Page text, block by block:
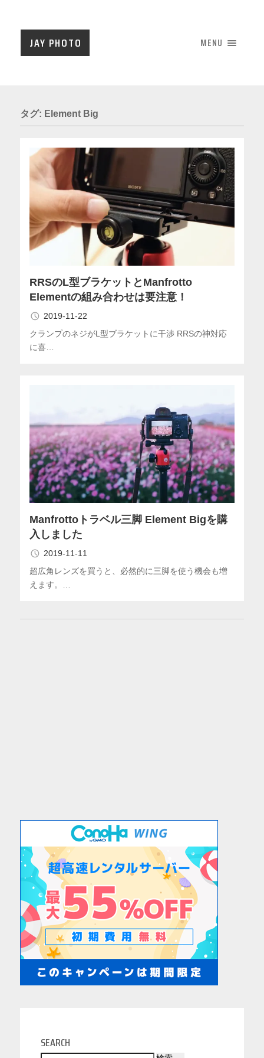
JAY PHOTO MENU
タグ: Element Big
RRSのL型ブラケットとManfrotto
Elementの組み合わせは要注意！
2019-11-22
クランプのネジがL型ブラケットに干渉 RRSの神対応
に喜…
Manfrottoトラベル三脚 Element Bigを購
入しました
2019-11-11
超広角レンズを買うと、必然的に三脚を使う機会も増
えます。…
SEARCH